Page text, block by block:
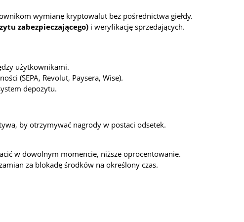
wymianę kryptowalut bez pośrednictwa giełdy.
zabezpieczającego) i weryfikację sprzedających.
użytkownikami.
(SEPA, Revolut, Paysera, Wise).
depozytu.
by otrzymywać nagrody w postaci odsetek.
w dowolnym momencie, niższe oprocentowanie.
za blokadę środków na określony czas.